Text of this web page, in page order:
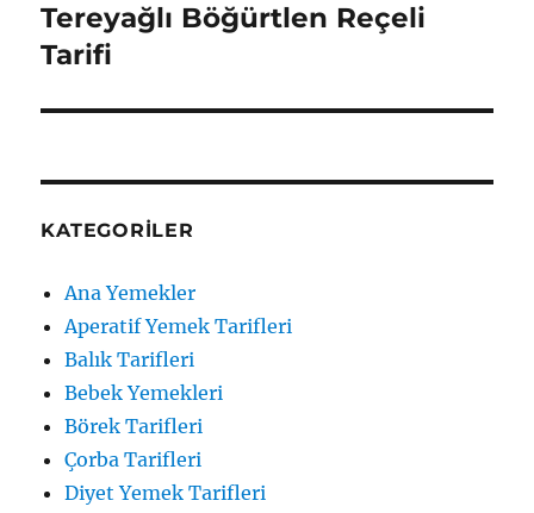
Sonraki
yazı:
Tereyağlı Böğürtlen Reçeli
Tarifi
KATEGORILER
Ana Yemekler
Aperatif Yemek Tarifleri
Balık Tarifleri
Bebek Yemekleri
Börek Tarifleri
Çorba Tarifleri
Diyet Yemek Tarifleri